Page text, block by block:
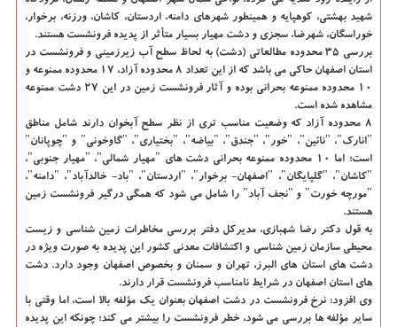
شهید بهشتی، کوهپایه و همینطور شهرهای دامنه، اردستان، کاشان، ورزنه، برخوار،
خوراسگان، شهرضا، سجزی و دشت مهیار بسیار متأثر از پدیده فرونشست هستند.
بررسی ۳۵ محدوده مطالعاتی (دشت) به لحاظ سطح آب زیرزمینی و فرونشست در
استان اصفهان حاکی می باشد که از این تعداد ۸ محدوده آزاد، ۱۷ محدوده ممنوعه و
۱۰ محدوده ممنوعه بحرانی بوده و آثار فرونشست زمین در این ۲۷ دشت ممنوعه
مشاهده شده است.
۸ محدوده آزاد که وضعیت مناسب تری از نظر سطح آبخوان دارند شامل مناطق
"انارک"، "نائین"، "خور"، "جندق"، "بیاضه"، "بختیاری"، "گاوخونی" و "چوپانان"
است؛ اما ۱۰ محدوده ممنوعه بحرانی دشت های "مهیار شمالی"، "مهیار جنوبی"،
"کاشان"، "گلپایگان"، "اصفهان- برخوار"، "اردستان"، "باد- خالدآباد"، "دامنه"،
"مورچه خورت" و "نجف آباد" را شامل می شود که همگی درگیر فرونشست زمین
هستند.
به قول دکتر رضا شهبازی، مدیرکل دفتر بررسی مخاطرات زمین شناسی و زیست
محیطی سازمان زمین شناسی و اکتشافات معدنی کشور این پدیده به صورت ویژه در
دشت های استان های البرز، تهران و سمنان و بخصوص اصفهان وجود دارد. دشت
های استان اصفهان در شرایط نامناسب فرونشست قرار دارند.
وی افزود: نرخ فرونشست در دشت اصفهان بعنوان یک مؤلفه بالا است، اما وقتی با
سایر مؤلفه ها بررسی می شود، خطر فرونشست را بیشتر می کند؛ چونکه این پدیده